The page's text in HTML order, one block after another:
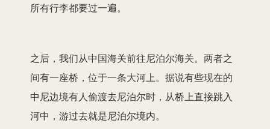
所有行李都要过一遍。
之后，我们从中国海关前往尼泊尔海关。两者之
间有一座桥，位于一条大河上。据说有些现在的
中尼边境有人偷渡去尼泊尔时，从桥上直接跳入
河中，游过去就是尼泊尔境内。